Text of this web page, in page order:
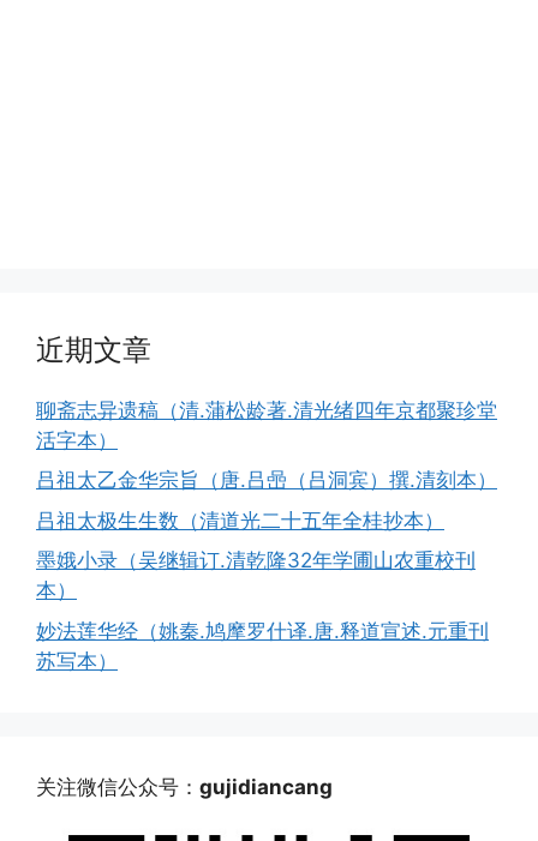
近期文章
聊斋志异遗稿（清.蒲松龄著.清光绪四年京都聚珍堂
活字本）
吕祖太乙金华宗旨（唐.吕喦（吕洞宾）撰.清刻本）
吕祖太极生生数（清道光二十五年全桂抄本）
墨娥小录（吴继辑订.清乾隆32年学圃山农重校刊
本）
妙法莲华经（姚秦.鸠摩罗什译.唐.释道宣述.元重刊
苏写本）
关注微信公众号： gujidiancang